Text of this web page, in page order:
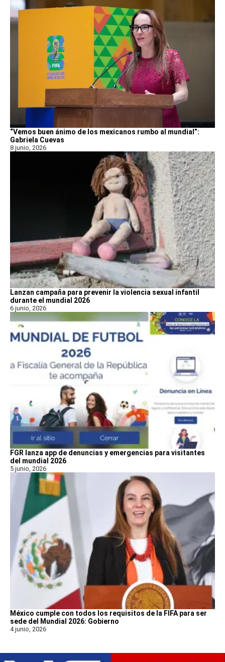
“Vemos buen ánimo de los mexicanos rumbo al mundial”:
Gabriela Cuevas
8 junio, 2026
Lanzan campaña para prevenir la violencia sexual infantil
durante el mundial 2026
6 junio, 2026
FGR lanza app de denuncias y emergencias para visitantes
del mundial 2026
5 junio, 2026
México cumple con todos los requisitos de la FIFA para ser
sede del Mundial 2026: Gobierno
4 junio, 2026